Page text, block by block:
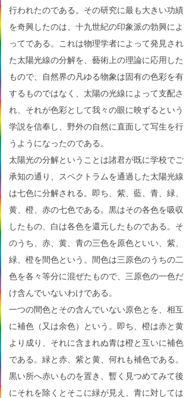
行われたのである。その研究に最も大きい功績
を奇興したのは、十九世紀の印象派の勃興によ
ってである。これは物理学者によって発見され
た太陽光線の分解を、藝術上の理論に応用した
もので、自然界の凡ゆる物象は固有の色彩を有
するものではなく、太陽の光線によって支配さ
れ、それが色彩として我々の眼に映ずるという
学説を信奉し、野外の自然に直面して写生を行
うようになったのである。
太陽光の分解ということは諸君が既に学校でご
承知の通り、スペクトラムを通過した太陽光線
は七色に分解される。即ち、紫、藍、青、緑、
黄、橙、赤の七色である。黒はその各色を吸収
したもの、白は各色を還元したものである。そ
のうち、赤、黄、青の三色を原色といい、紫、
緑、橙を間色という。間色は三原色のうちの二
色を各々等分に混ぜたもので、三原色の一色だ
け含んでいないわけである。
一つの間色とその含んでいない原色とを、相互
に補色（又は余色）という。即ち、橙は赤と黄
より成り、それに含まれぬ青は橙と互いに補色
である。緑と赤、紫と黄、何れも補色である。
黒い所へ赤いものを置き、暫く見つめてみて後
にそれを除くとそこに緑が見え、青に対しては